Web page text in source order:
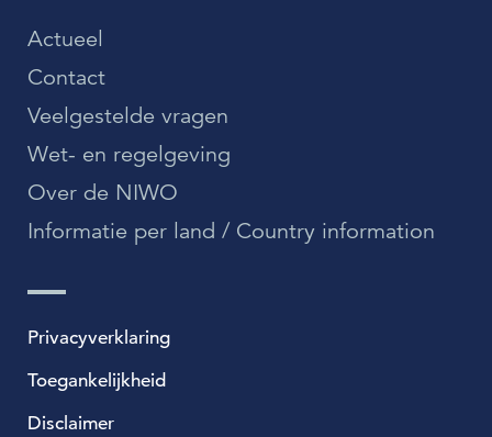
Actueel
Contact
Veelgestelde vragen
Wet- en regelgeving
Over de NIWO
Informatie per land / Country information
Privacyverklaring
Toegankelijkheid
Disclaimer